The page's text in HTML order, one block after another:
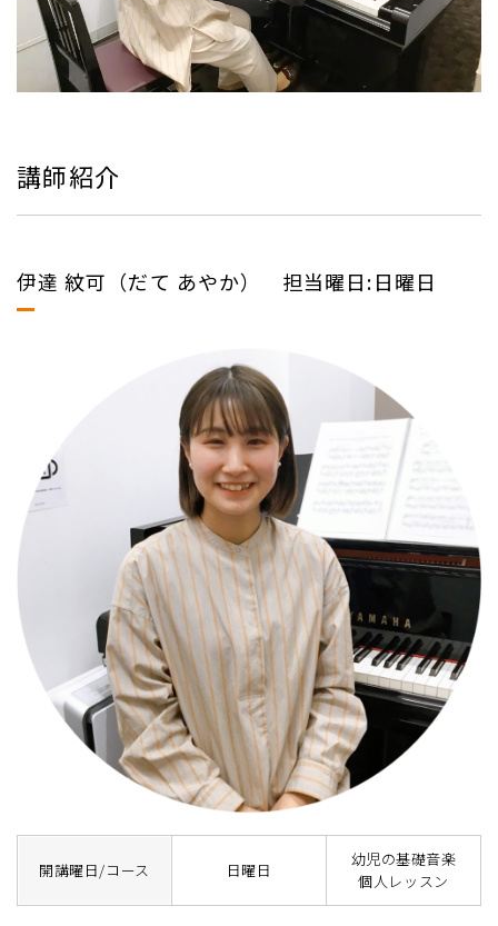
講師紹介
伊達 紋可（だて あやか） 担当曜日:日曜日
開講曜日/コース 日曜日
幼児の基礎音楽
個人レッスン